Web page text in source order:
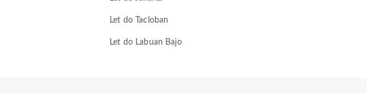
Let do Tacloban
Let do Labuan Bajo